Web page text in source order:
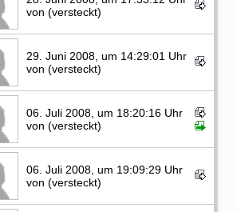
von (versteckt)
29. Juni 2008, um 14:29:01 Uhr
von (versteckt)
06. Juli 2008, um 18:20:16 Uhr
von (versteckt)
06. Juli 2008, um 19:09:29 Uhr
von (versteckt)